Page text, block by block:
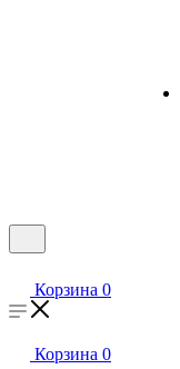
Корзина 0
Корзина 0